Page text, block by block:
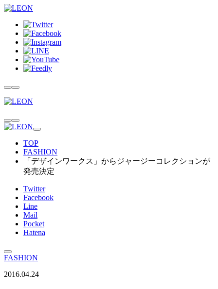
TOP
FASHION
「デザインワークス」からジャージーコレクションが
発売決定
Twitter
Facebook
Line
Mail
Pocket
Hatena
FASHION
2016.04.24